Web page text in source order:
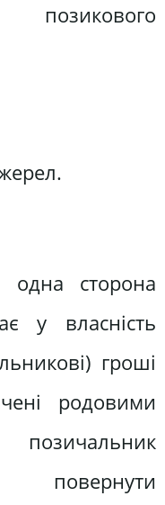
одна сторона
у власність
гроші
родовими